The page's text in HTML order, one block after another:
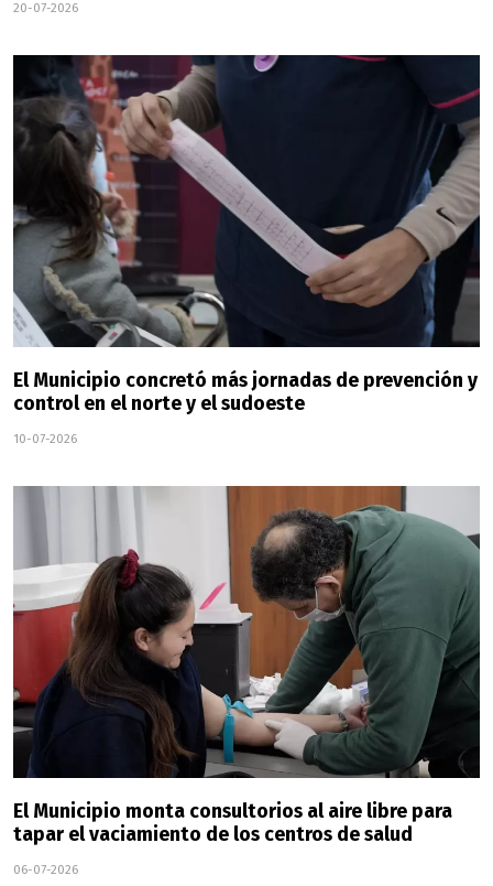
20-07-2026
El Municipio concretó más jornadas de prevención y
control en el norte y el sudoeste
10-07-2026
El Municipio monta consultorios al aire libre para
tapar el vaciamiento de los centros de salud
06-07-2026